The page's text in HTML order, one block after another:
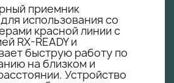
приемник
использования со
красной линии с
RX-READY и
быструю работу по
на близком и
Устройство